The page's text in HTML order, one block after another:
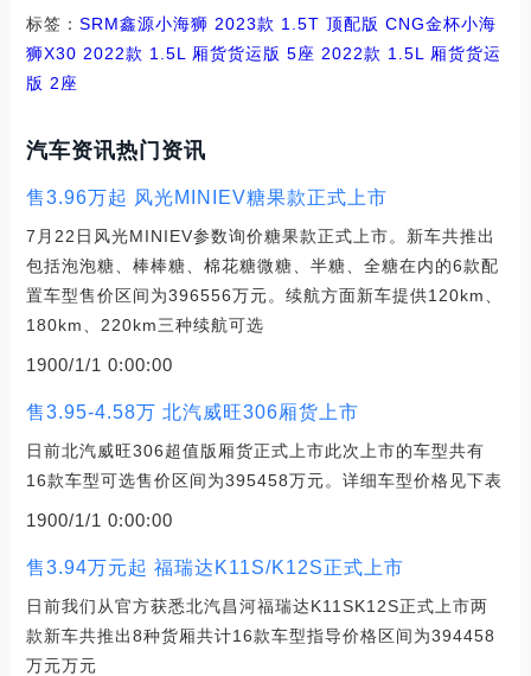
标签： SRM鑫源小海狮 2023款 1.5T 顶配版 CNG金杯小海
狮X30 2022款 1.5L 厢货货运版 5座 2022款 1.5L 厢货货运
版 2座
汽车资讯热门资讯
售3.96万起 风光MINIEV糖果款正式上市
7月22日风光MINIEV参数询价糖果款正式上市。新车共推出
包括泡泡糖、棒棒糖、棉花糖微糖、半糖、全糖在内的6款配
置车型售价区间为396556万元。续航方面新车提供120km、
180km、220km三种续航可选
1900/1/1 0:00:00
售3.95-4.58万 北汽威旺306厢货上市
日前北汽威旺306超值版厢货正式上市此次上市的车型共有
16款车型可选售价区间为395458万元。详细车型价格见下表
1900/1/1 0:00:00
售3.94万元起 福瑞达K11S/K12S正式上市
日前我们从官方获悉北汽昌河福瑞达K11SK12S正式上市两
款新车共推出8种货厢共计16款车型指导价格区间为394458
万元万元